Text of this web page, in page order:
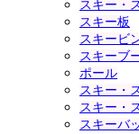
スキー・
スキー板
スキービ
スキーブ
ポール
スキー・
スキー・
スキーバ